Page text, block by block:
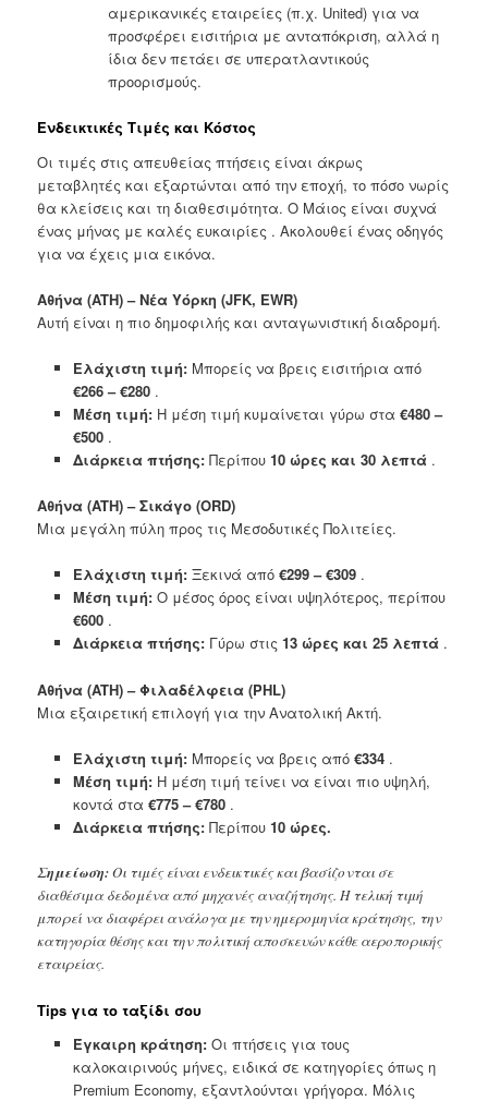
αμερικανικές εταιρείες (π.χ. United) για να
προσφέρει εισιτήρια με ανταπόκριση, αλλά η
ίδια δεν πετάει σε υπερατλαντικούς
προορισμούς.
Ενδεικτικές Τιμές και Κόστος
Οι τιμές στις απευθείας πτήσεις είναι άκρως
μεταβλητές και εξαρτώνται από την εποχή, το πόσο νωρίς
θα κλείσεις και τη διαθεσιμότητα. Ο Μάιος είναι συχνά
ένας μήνας με καλές ευκαιρίες . Ακολουθεί ένας οδηγός
για να έχεις μια εικόνα.
Αθήνα (ATH) – Νέα Υόρκη (JFK, EWR)
Αυτή είναι η πιο δημοφιλής και ανταγωνιστική διαδρομή.
Ελάχιστη τιμή:Μπορείς να βρεις εισιτήρια από
€266 – €280.
Μέση τιμή:Η μέση τιμή κυμαίνεται γύρω στα €480 –
€500.
Διάρκεια πτήσης:Περίπου 10 ώρες και 30 λεπτά.
Αθήνα (ATH) – Σικάγο (ORD)
Μια μεγάλη πύλη προς τις Μεσοδυτικές Πολιτείες.
Ελάχιστη τιμή:Ξεκινά από €299 – €309.
Μέση τιμή:Ο μέσος όρος είναι υψηλότερος, περίπου
€600.
Διάρκεια πτήσης:Γύρω στις 13 ώρες και 25 λεπτά.
Αθήνα (ATH) – Φιλαδέλφεια (PHL)
Μια εξαιρετική επιλογή για την Ανατολική Ακτή.
Ελάχιστη τιμή:Μπορείς να βρεις από €334.
Μέση τιμή:Η μέση τιμή τείνει να είναι πιο υψηλή,
κοντά στα €775 – €780.
Διάρκεια πτήσης:Περίπου 10 ώρες.
Σημείωση:Οι τιμές είναι ενδεικτικές και βασίζονται σε
διαθέσιμα δεδομένα από μηχανές αναζήτησης. Η τελική τιμή
μπορεί να διαφέρει ανάλογα με την ημερομηνία κράτησης, την
κατηγορία θέσης και την πολιτική αποσκευών κάθε αεροπορικής
εταιρείας.
Tips για το ταξίδι σου
Έγκαιρη κράτηση:Οι πτήσεις για τους
καλοκαιρινούς μήνες, ειδικά σε κατηγορίες όπως η
Premium Economy, εξαντλούνται γρήγορα. Μόλις